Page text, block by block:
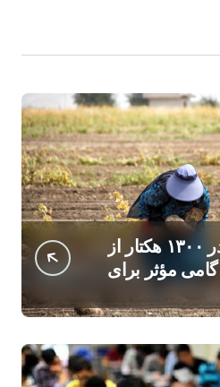
کشت چغندرقند در ۱۳۰۰ هکتار از
مؤثر برای
کشاورزان